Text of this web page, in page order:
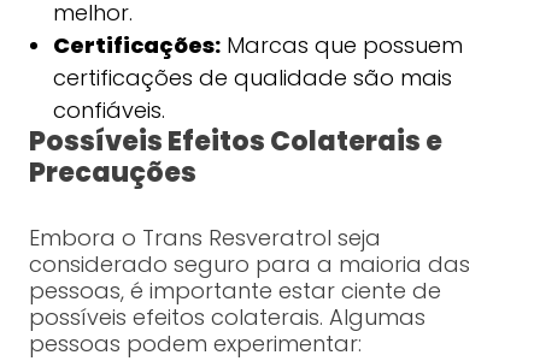
melhor.
Certificações:Marcas que possuem
certificações de qualidade são mais
confiáveis.
Possíveis Efeitos Colaterais e
Precauções
Embora o Trans Resveratrol seja
considerado seguro para a maioria das
pessoas, é importante estar ciente de
possíveis efeitos colaterais. Algumas
pessoas podem experimentar: